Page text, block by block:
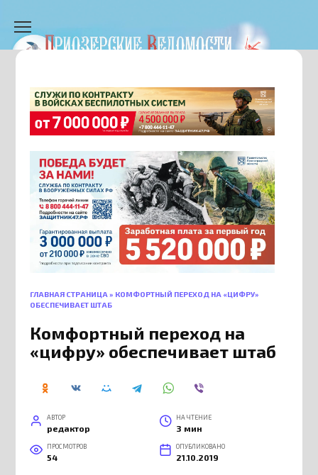
содержанию
ГЛАВНАЯ СТРАНИЦА » КОМФОРТНЫЙ ПЕРЕХОД НА «ЦИФРУ»
ОБЕСПЕЧИВАЕТ ШТАБ
Комфортный переход на
«цифру» обеспечивает штаб
АВТОР
редактор
НА ЧТЕНИЕ
3 мин
ПРОСМОТРОВ
54
ОПУБЛИКОВАНО
21.10.2019